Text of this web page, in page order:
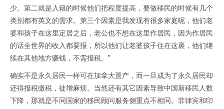
少。第二就是入籍的时候他们把程度提高，要做移民的时候有几个
类别都有英文的需求。第三个因素是我发现有很多家庭呢，他们老
婆和孩子在这里定居之后，老公也不想在这里作居民，因为作居民
的话全世界的收入都要报，所以他们让老婆孩子住在这裹，他们继
续在其他地方赚钱，不需报税。”
确实不是永久居民一样可在加拿大置产，而一旦成为了永久居民却
还得报税缴税，徒增麻烦。当然还有其它因素导致中国新移民人数
下降，那就是不同国家的移民顾问服务侧重点不相同。菲律宾和印